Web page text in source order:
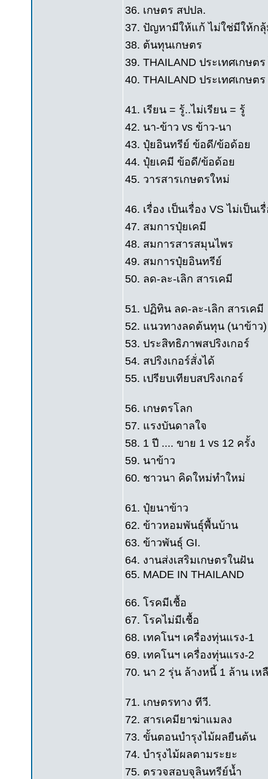
36. เกษตร สปปล.
37. ปัญหามีให้แก้ ไม่ใช่มีให้ก
38. ต้นทุนเกษตร
39. THAILAND ประเทศเกษต
40. THAILAND ประเทศเกษต
41. เรียน = รู้..ไม่เรียน = รู้
42. นา-ข้าว vs ข้าว-นา
43. ปุ๋ยอินทรีย์ ข้อดี/ข้อด้อย
44. ปุ๋ยเคมี ข้อดี/ข้อด้อย
45. วารสารเกษตรใหม่
46. เรื่อง เป็นเรื่อง VS ไม่เป็นเ
47. สมการปุ๋ยเคมี
48. สมการสารสมุนไพร
49. สมการปุ๋ยอินทรีย์
50. ลด-ละ-เลิก สารเคมี
51. ปฏิทิน ลด-ละ-เลิก สารเคมี
52. แนวทางลดต้นทุน (นาข้าว)
53. ประสิทธิภาพสปริงเกอร์
54. สปริงเกอร์สั่งได้
55. เปรียบเทียบสปริงเกอร์
56. เกษตรโลก
57. แรงบันดาลใจ
58. 1 ปี .... ขาย 1 vs 12 ครั้ง
59. นาข้าว
60. ชาวนา คิดใหม่ทำใหม่
61. ปุ๋ยนาข้าว
62. ข้าวหอมพันธุ์พื้นบ้าน
63. ข้าวพันธุ์ GI.
64. งานส่งเสริมเกษตรในฝัน
65. MADE IN THAILAND
66. โรคมีเชื้อ
67. โรคไม่มีเชื้อ
68. เทคโนฯ เครื่องทุ่นแรง-1
69. เทคโนฯ เครื่องทุ่นแรง-2
70. นา 2 รุ่น ล้างหนี้ 1 ล้าน เห
71. เกษตรทาง ทีวี.
72. สารเคมียาฆ่าแมลง
73. ขั้นตอนบำรุงไม้ผลยืนต้น
74. บำรุงไม้ผลตามระยะ
75. ตรวจสอบจุลินทรีย์น้ำ